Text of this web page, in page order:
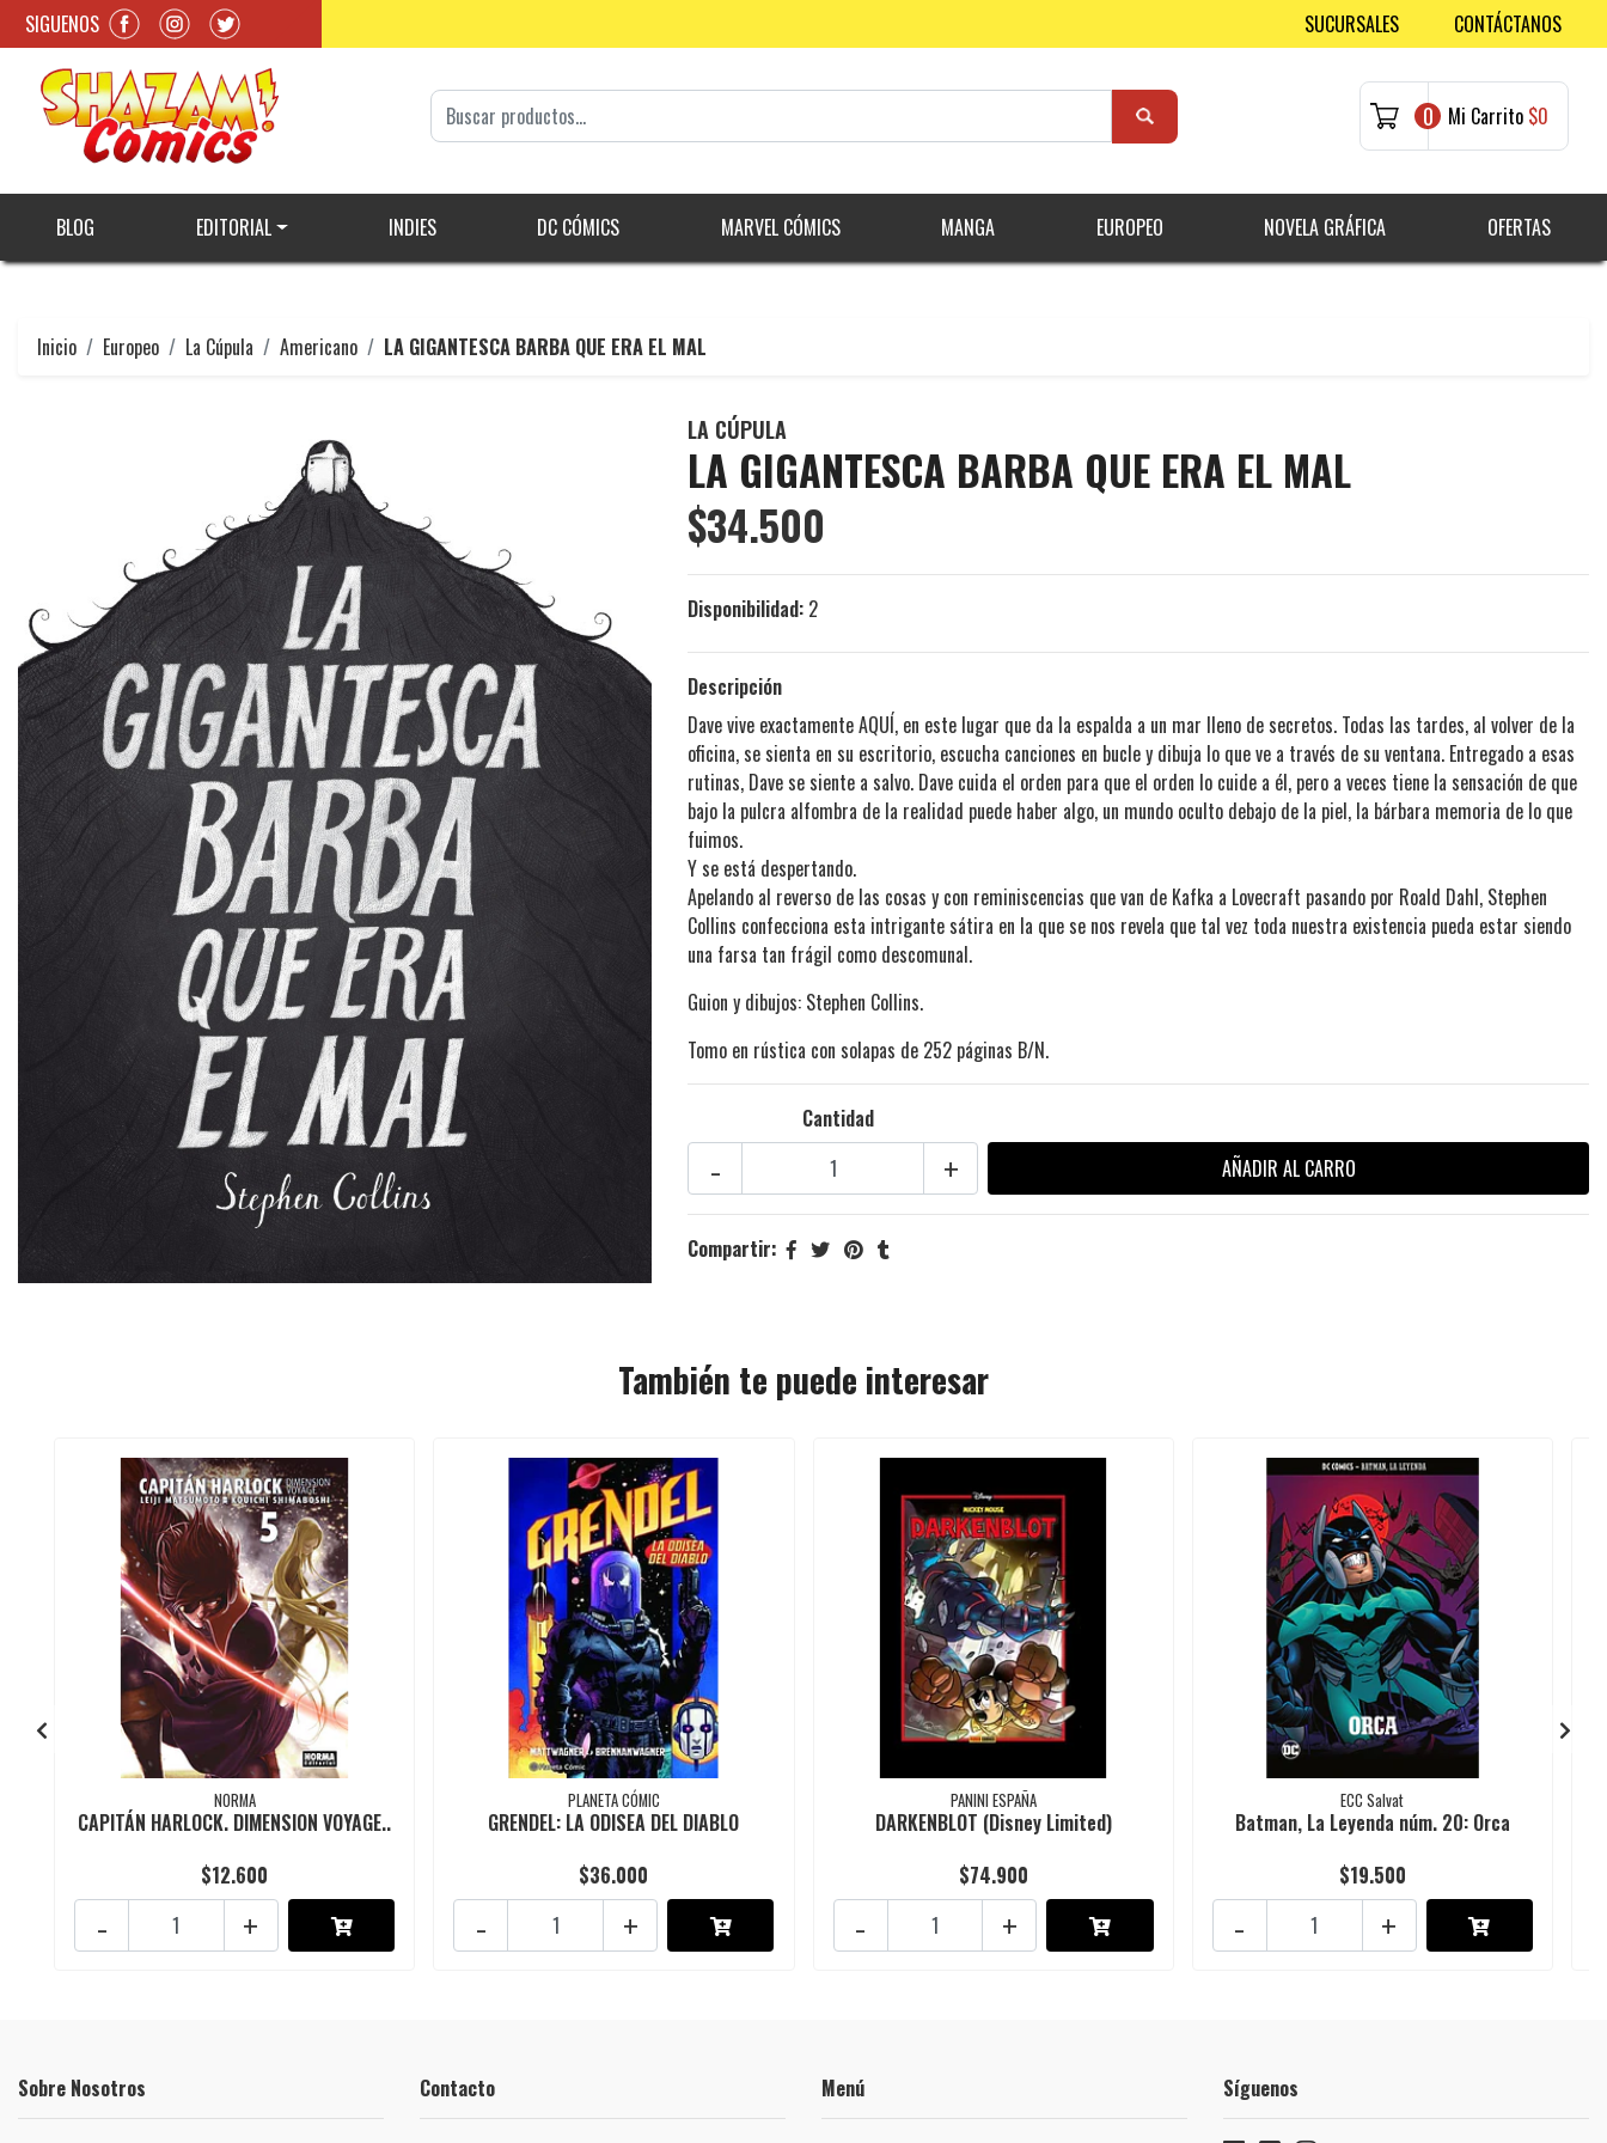
SIGUENOS SUCURSALES CONTÁCTANOS
0 Mi Carrito $0
BLOG EDITORIAL INDIES DC CÓMICS MARVEL CÓMICS MANGA EUROPEO NOVELA GRÁFICA OFERTAS
Inicio Europeo La Cúpula Americano LA GIGANTESCA BARBA QUE ERA EL MAL
LA CÚPULA
LA GIGANTESCA BARBA QUE ERA EL MAL
$34.500
Disponibilidad: 2
Descripción
Dave vive exactamente AQUÍ, en este lugar que da la espalda a un mar lleno de secretos. Todas las tardes, al volver de la
oficina, se sienta en su escritorio, escucha canciones en bucle y dibuja lo que ve a través de su ventana. Entregado a esas
rutinas, Dave se siente a salvo. Dave cuida el orden para que el orden lo cuide a él, pero a veces tiene la sensación de que
bajo la pulcra alfombra de la realidad puede haber algo, un mundo oculto debajo de la piel, la bárbara memoria de lo que
fuimos.
Y se está despertando.
Apelando al reverso de las cosas y con reminiscencias que van de Kafka a Lovecraft pasando por Roald Dahl, Stephen
Collins confecciona esta intrigante sátira en la que se nos revela que tal vez toda nuestra existencia pueda estar siendo
una farsa tan frágil como descomunal.
Guion y dibujos: Stephen Collins.
Tomo en rústica con solapas de 252 páginas B/N.
Cantidad
+
-
Compartir:
También te puede interesar
NORMA
CAPITÁN HARLOCK. DIMENSION VOYAGE..
$12.600
+
-
PLANETA CÓMIC
GRENDEL: LA ODISEA DEL DIABLO
$36.000
+
-
PANINI ESPAÑA
DARKENBLOT (Disney Limited)
$74.900
+
-
ECC Salvat
Batman, La Leyenda núm. 20: Orca
$19.500
+
-
Sobre Nosotros Contacto Menú Síguenos